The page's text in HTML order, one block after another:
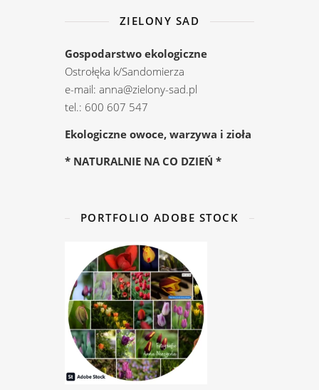
ZIELONY SAD
Gospodarstwo ekologiczne
Ostrołęka k/Sandomierza
e-mail: anna@zielony-sad.pl
tel.: 600 607 547
Ekologiczne owoce, warzywa i zioła
* NATURALNIE NA CO DZIEŃ *
PORTFOLIO ADOBE STOCK